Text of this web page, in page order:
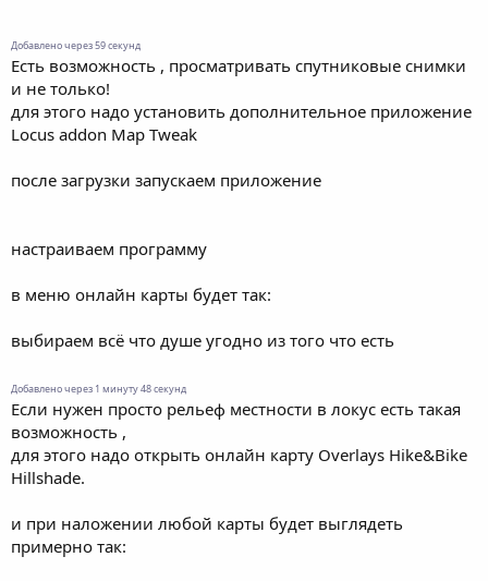
Добавлено через 59 секунд
Есть возможность , просматривать спутниковые снимки
и не только!
для этого надо установить дополнительное приложение
Locus addon Map Tweak
после загрузки запускаем приложение
настраиваем программу
в меню онлайн карты будет так:
выбираем всё что душе угодно из того что есть
Добавлено через 1 минуту 48 секунд
Если нужен просто рельеф местности в локус есть такая
возможность ,
для этого надо открыть онлайн карту Overlays Hike&Bike
Hillshade.
и при наложении любой карты будет выглядеть
примерно так: